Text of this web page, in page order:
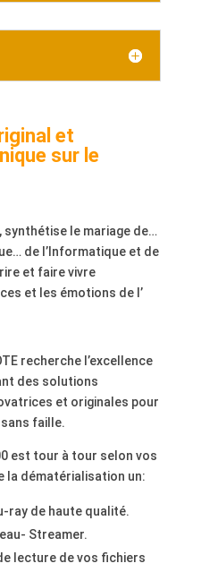
et
sur le
synthétise le mariage de…
de l’Informatique et de
et faire vivre
et les émotions de l’
recherche l’excellence
des solutions
et originales pour
faille.
est tour à tour selon vos
la dématérialisation un:
ray de haute qualité.
Streamer.
lecture de vos fichiers